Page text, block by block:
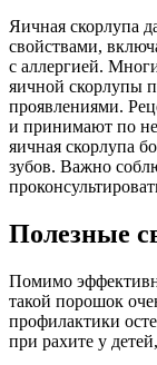
Яичная скорлупа
свойствами,
с аллергией.
яичной скорлупы
проявлениями.
и принимают по
яичная скорлупа
зубов. Важно
Полезные
Помимо
такой порошок
профилактики
при рахите у